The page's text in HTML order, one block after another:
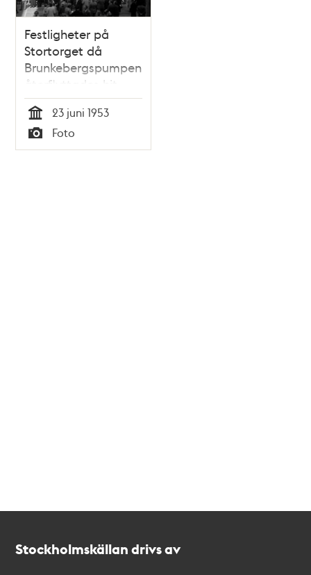
Festligheter på
Stortorget då
Brunkebergspumpen
återflyttades hit
midsommaren 1953.
Tid
23 juni 1953
Typ
Foto
Stockholmskällan drivs av